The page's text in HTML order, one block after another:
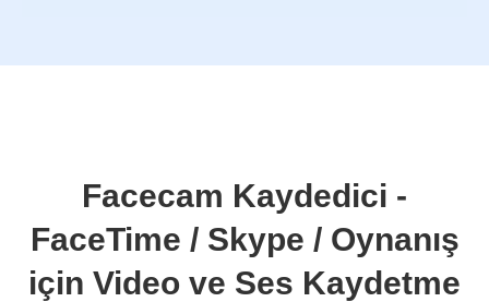
Facecam Kaydedici -
FaceTime / Skype / Oynanış
için Video ve Ses Kaydetme